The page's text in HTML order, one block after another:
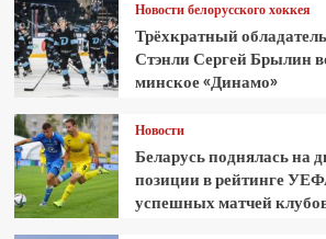
Новости белорусского хоккея
Трёхкратный
Стэнли Сергей Брылин
минское «Динамо»
Новости
Беларусь поднялась на
позиции в рейтинге
успешных матчей